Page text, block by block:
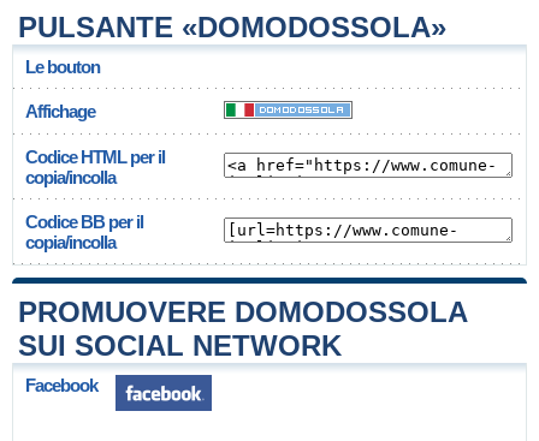
PULSANTE «DOMODOSSOLA»
Le bouton
Affichage
Codice HTML per il
copia/incolla
Codice BB per il
copia/incolla
PROMUOVERE DOMODOSSOLA
SUI SOCIAL NETWORK
Facebook